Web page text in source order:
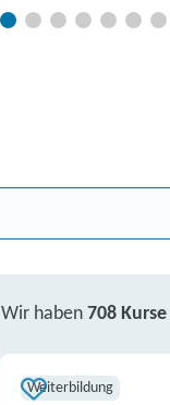
Wir haben 708 Kurse
Weiterbildung